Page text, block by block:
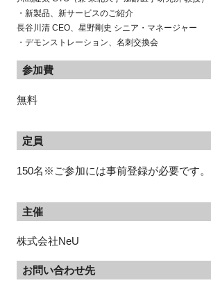
・新製品、新サービスのご紹介
長谷川清 CEO、星野剛史 シニア・マネージャー
・デモンストレーション、名刺交換会
参加費
無料
定員
150名※ご参加には事前登録が必要です。
主催
株式会社NeU
お問い合わせ先